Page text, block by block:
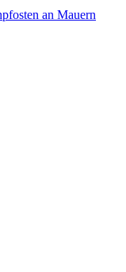
an Mauern